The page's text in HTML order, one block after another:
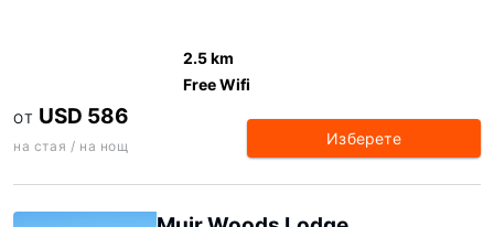
2.5 km
Free Wifi
ОТ USD 586
на стая / на нощ Изберете